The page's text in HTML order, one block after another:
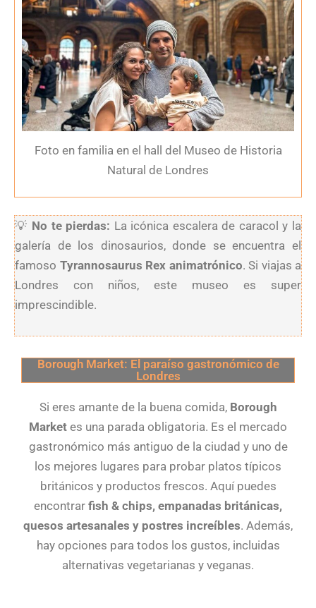
Foto en familia en el hall del Museo de Historia
Natural de Londres
💡 No te pierdas: La icónica escalera de caracol y la
galería de los dinosaurios, donde se encuentra el
famoso Tyrannosaurus Rex animatrónico. Si viajas a
Londres con niños, este museo es super
imprescindible.
Borough Market: El paraíso gastronómico de
Londres
Si eres amante de la buena comida, Borough
Market es una parada obligatoria. Es el mercado
gastronómico más antiguo de la ciudad y uno de
los mejores lugares para probar platos típicos
británicos y productos frescos. Aquí puedes
encontrar fish & chips, empanadas británicas,
quesos artesanales y postres increíbles. Además,
hay opciones para todos los gustos, incluidas
alternativas vegetarianas y veganas.